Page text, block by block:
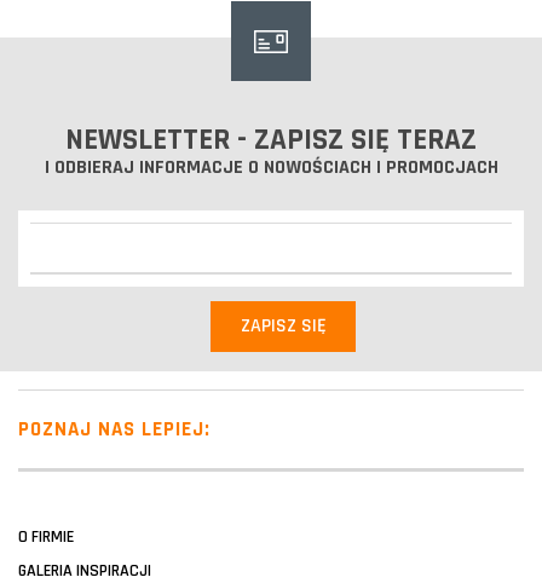
NEWSLETTER - ZAPISZ SIĘ TERAZ
I ODBIERAJ INFORMACJE O NOWOŚCIACH I PROMOCJACH
POZNAJ NAS LEPIEJ:
O FIRMIE
GALERIA INSPIRACJI